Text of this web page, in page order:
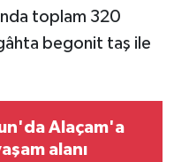
toplam 320
begonit taş ile
Alaçam'a
alanı